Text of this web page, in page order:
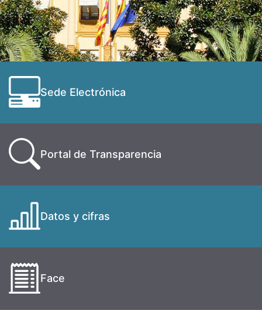
Sede Electrónica
Portal de Transparencia
Datos y cifras
Face